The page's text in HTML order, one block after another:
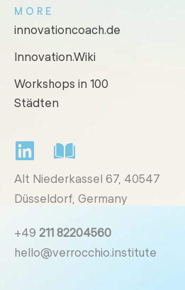
MORE
innovationcoach.de
Innovation.Wiki
Workshops in 100
Städten
Alt Niederkassel 67, 40547
Düsseldorf, Germany
+49 211 82204560
hello@verrocchio.institute